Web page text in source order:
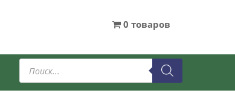
0 товаров
Поиск
товаров